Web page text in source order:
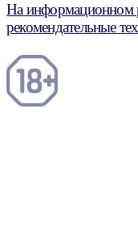
На информационном
рекомендательные